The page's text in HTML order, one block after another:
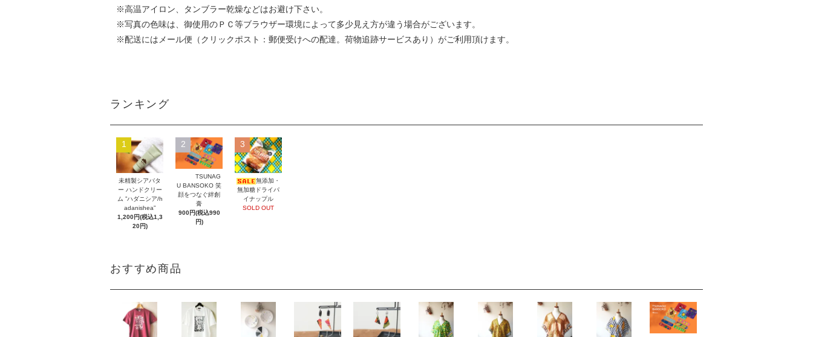
※高温アイロン、タンブラー乾燥などはお避け下さい。
※写真の色味は、御使用のＰＣ等ブラウザー環境によって多少見え方が違う場合がございます。
※配送にはメール便（クリックポスト：郵便受けへの配達。荷物追跡サービスあり）がご利用頂けます。
ランキング
1
未精製シアバタ
ー ハンドクリー
ム ”ハダニシア/h
adanishea”
1,200円(税込1,3
20円)
2
TSUNAG
U BANSOKO 笑
顔をつなぐ絆創
膏
900円(税込990
円)
3
無添加・
無加糖ドライパ
イナップル
SOLD OUT
おすすめ商品